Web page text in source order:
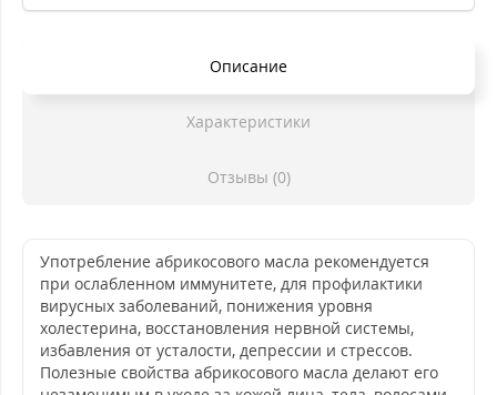
Описание
Характеристики
Отзывы (0)
Употребление абрикосового масла рекомендуется
при ослабленном иммунитете, для профилактики
вирусных заболеваний, понижения уровня
холестерина, восстановления нервной системы,
избавления от усталости, депрессии и стрессов.
Полезные свойства абрикосового масла делают его